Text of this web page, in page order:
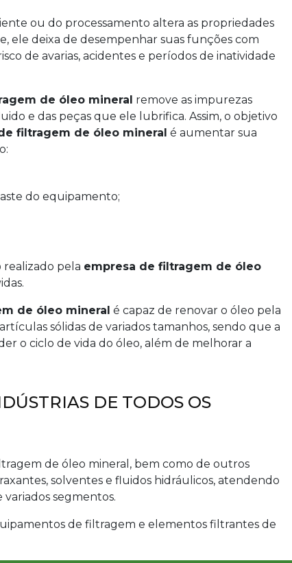
ou do processamento altera as propriedades
ele deixa de desempenhar suas funções com
de avarias, acidentes e períodos de inatividade
de óleo mineral remove as impurezas
e das peças que ele lubrifica. Assim, o objetivo
filtragem de óleo mineral é aumentar sua
do equipamento;
realizado pela empresa de filtragem de óleo
de óleo mineral é capaz de renovar o óleo pela
sólidas de variados tamanhos, sendo que a
o ciclo de vida do óleo, além de melhorar a
DE TODOS OS
de óleo mineral, bem como de outros
solventes e fluidos hidráulicos, atendendo
segmentos.
de filtragem e elementos filtrantes de